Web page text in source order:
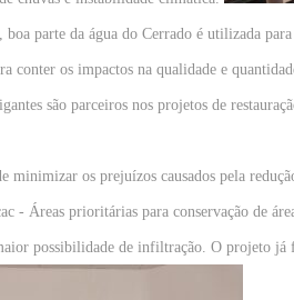
boa parte da água do Cerrado é utilizada
conter os impactos na qualidade e
são parceiros nos projetos de
minimizar os prejuízos causados pela
- Áreas prioritárias para conservação de
possibilidade de infiltração. O projeto